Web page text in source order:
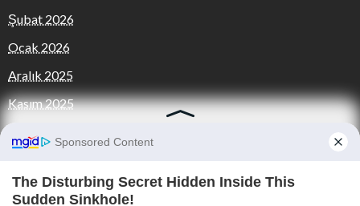
Şubat 2026
Ocak 2026
Aralık 2025
Kasım 2025
FOTO GALERİ